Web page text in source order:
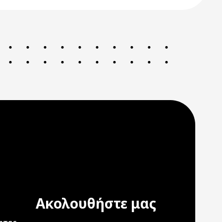
Ακολουθήστε μας